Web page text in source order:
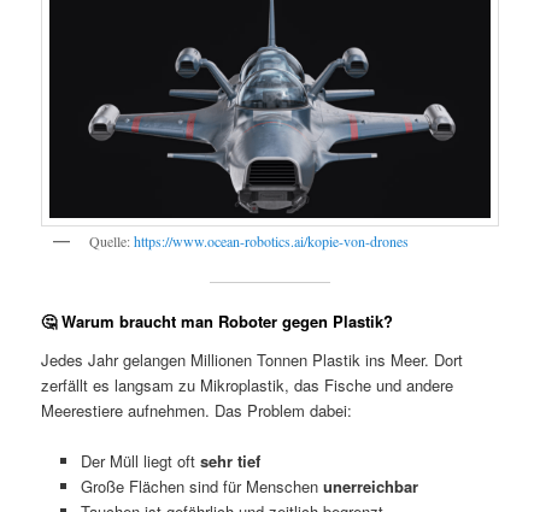
Quelle:https://www.ocean-robotics.ai/kopie-von-drones
🤔 Warum braucht man Roboter gegen Plastik?
Jedes Jahr gelangen Millionen Tonnen Plastik ins Meer. Dort
zerfällt es langsam zu Mikroplastik, das Fische und andere
Meerestiere aufnehmen. Das Problem dabei:
Der Müll liegt oft sehr tief
Große Flächen sind für Menschen unerreichbar